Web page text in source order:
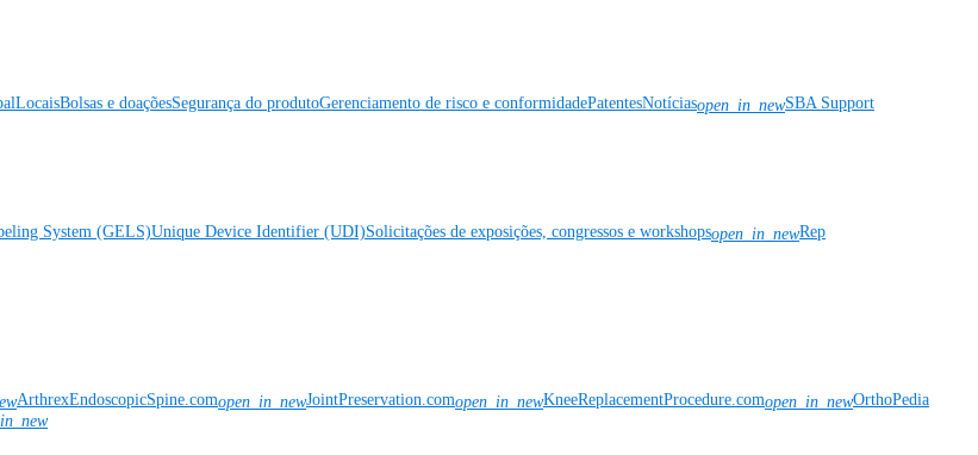
LocaisBolsas e doaçõesSegurança do produtoGerenciamento de risco e conformidadePatentesNotíciasopen_in_newSBA Support
System (GELS)Unique Device Identifier (UDI)Solicitações de exposições, congressos e workshopsopen_in_newRep
ArthrexEndoscopicSpine.comopen_in_newJointPreservation.comopen_in_newKneeReplacementProcedure.comopen_in_newOrthoPedia